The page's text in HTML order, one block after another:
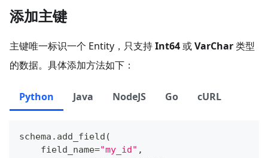
添加主键
主键唯一标识一个 Entity，只支持Int64或VarChar类型
的数据。具体添加方法如下：
Python Java NodeJS Go cURL
schema . add_field (
    field_name
="my_id" ,